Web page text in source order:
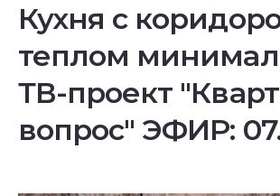
Кухня с
теплом
ТВ-проект
вопрос" ЭФИР: